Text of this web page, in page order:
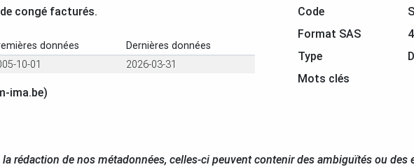
congé facturés.
données
Dernières données
10-01 2026-03-31
ima.be)
Code
Format SAS
Type
Mots clés
rédaction de nos métadonnées, celles-ci peuvent contenir des ambiguïtés ou des